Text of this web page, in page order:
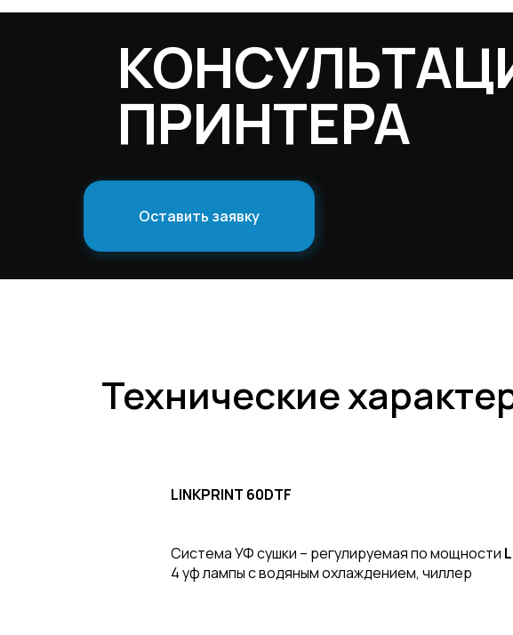
ПРИНТЕРА
Оставить заявку
Технические
LINKPRINТ 60DTF
Система УФ сушки – регулируемая по мощности
4 уф лампы с водяным охлаждением, чиллер